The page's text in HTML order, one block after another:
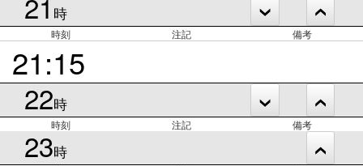
時
時刻 注記 備考
21:15
22時
時刻 注記 備考
23時